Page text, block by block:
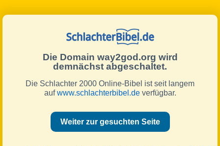
Die Domain way2god.org wird
demnächst abgeschaltet.
Die Schlachter 2000 Online-Bibel ist seit langem
aufwww.schlachterbibel.deverfügbar.
Weiter zur gesuchten Seite